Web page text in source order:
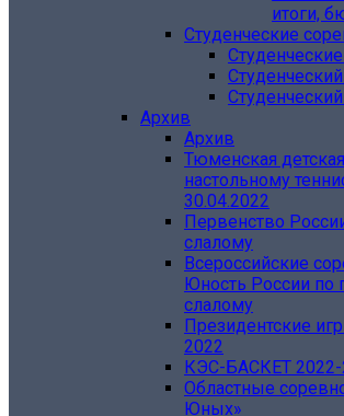
итоги,
Студенческие
Архив
Архив
Тюменская
настольному
30.04.2022
Первенство
слалому
Всероссийские
Юность России по
слалому
Президентские
2022
КЭС-БАСКЕТ 2022-
Областные
Юных»